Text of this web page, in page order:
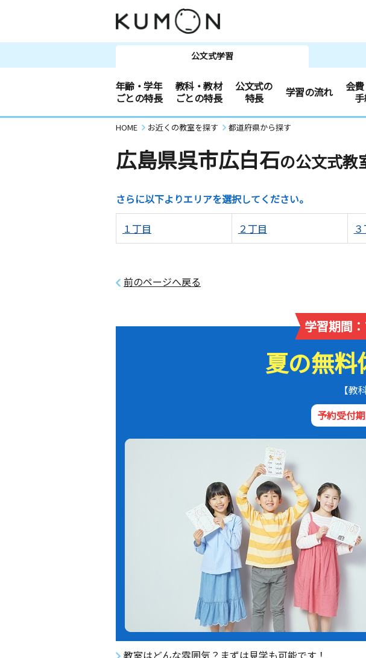
公文式学習
年齢・学年
ごとの特長
教科・教材
ごとの特長
公文式の
特長
学習の流れ
会
HOME お近くの教室を探す 都道府県から探す
広島県呉市広白石の公文式教
さらに以下よりエリアを選択してください。
１丁目 ２丁目
前のページへ戻る
学習期間
夏の無料
【
予約受付
教室はどんな雰囲気？まずは見学も可能です！